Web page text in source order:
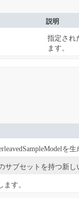
説明
指定され
ます。
を生
サブセットを持つ新し
す。